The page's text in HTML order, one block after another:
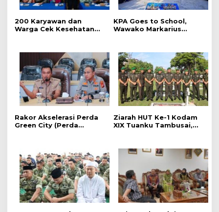
‎200 Karyawan dan
Warga Cek Kesehatan
‎KPA Goes to School,
‎Wawako Markarius
Kalangan Pelajar
Rakor Akselerasi Perda
Green City (Perda
Kota Pekanbaru dan Tim
Pakar
Ziarah HUT Ke-1 Kodam
XIX Tuanku Tambusai,
Khidmat